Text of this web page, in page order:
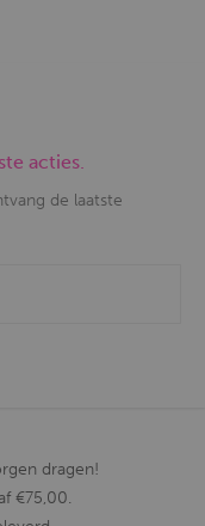
acties.
de laatste
dragen!
€75,00.